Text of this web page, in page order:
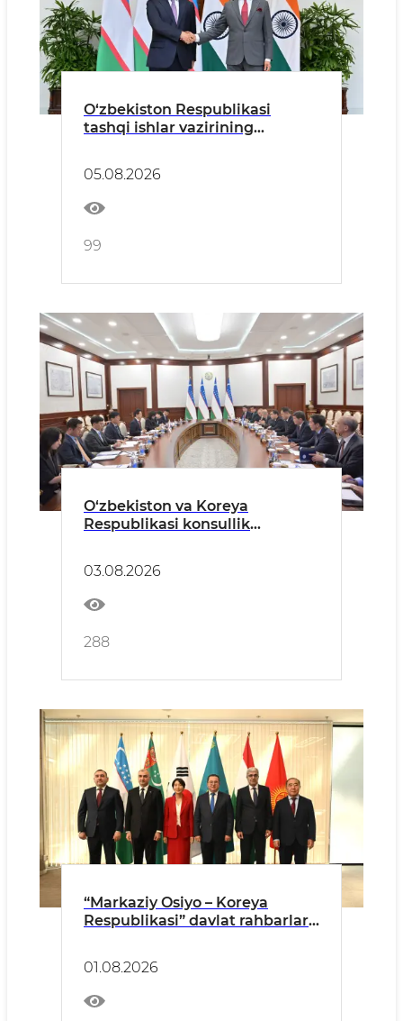
O‘zbekiston Respublikasi
tashqi ishlar vazirining
05.08.2026
99
O‘zbekiston va Koreya
Respublikasi konsullik
imkoniyatlarini kengaytirish
masalalari muhokama qilindi
03.08.2026
288
“Markaziy Osiyo – Koreya
Respublikasi” davlat rahbarlari
shaxslarning yig‘ilishi Ostona
shahrida bo‘lib o‘tdi
01.08.2026